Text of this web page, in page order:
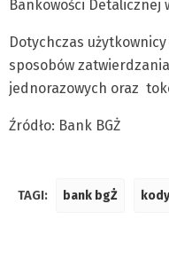
Bankowości Detalicznej
Dotychczas
sposobów
jednorazowych oraz
Źródło: Bank BGŻ
TAGI: bank bgŻ